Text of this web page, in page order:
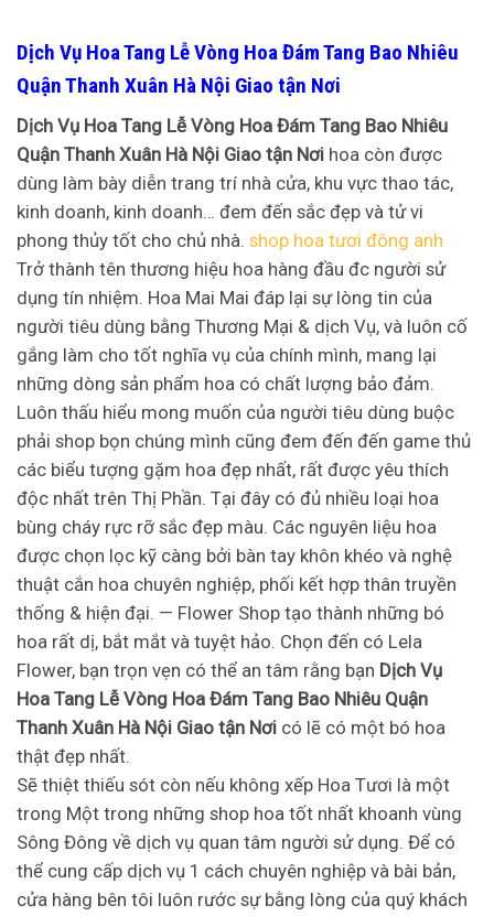
Dịch Vụ Hoa Tang Lễ Vòng Hoa Đám Tang Bao Nhiêu
Quận Thanh Xuân Hà Nội Giao tận Nơi
Dịch Vụ Hoa Tang Lễ Vòng Hoa Đám Tang Bao Nhiêu
Quận Thanh Xuân Hà Nội Giao tận Nơi hoa còn được
dùng làm bày diễn trang trí nhà cửa, khu vực thao tác,
kinh doanh, kinh doanh… đem đến sắc đẹp và tử vi
phong thủy tốt cho chủ nhà. shop hoa tươi đông anh
Trở thành tên thương hiệu hoa hàng đầu đc người sử
dụng tín nhiệm. Hoa Mai Mai đáp lại sự lòng tin của
người tiêu dùng bằng Thương Mại & dịch Vụ, và luôn cố
gắng làm cho tốt nghĩa vụ của chính mình, mang lại
những dòng sản phẩm hoa có chất lượng bảo đảm.
Luôn thấu hiểu mong muốn của người tiêu dùng buộc
phải shop bọn chúng mình cũng đem đến đến game thủ
các biểu tượng gặm hoa đẹp nhất, rất được yêu thích
độc nhất trên Thị Phần. Tại đây có đủ nhiều loại hoa
bùng cháy rực rỡ sắc đẹp màu. Các nguyên liệu hoa
được chọn lọc kỹ càng bởi bàn tay khôn khéo và nghệ
thuật cắn hoa chuyên nghiệp, phối kết hợp thân truyền
thống & hiện đại. — Flower Shop tạo thành những bó
hoa rất dị, bắt mắt và tuyệt hảo. Chọn đến có Lela
Flower, bạn trọn vẹn có thể an tâm rằng bạn Dịch Vụ
Hoa Tang Lễ Vòng Hoa Đám Tang Bao Nhiêu Quận
Thanh Xuân Hà Nội Giao tận Nơi có lẽ có một bó hoa
thật đẹp nhất.
Sẽ thiệt thiếu sót còn nếu không xếp Hoa Tươi là một
trong Một trong những shop hoa tốt nhất khoanh vùng
Sông Đông về dịch vụ quan tâm người sử dụng. Để có
thể cung cấp dịch vụ 1 cách chuyên nghiệp và bài bản,
cửa hàng bên tôi luôn rước sự bằng lòng của quý khách